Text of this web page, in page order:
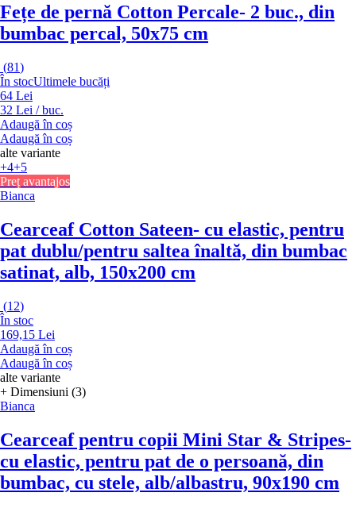
Fețe de pernă Cotton Percale- 2 buc., din
bumbac percal, 50x75 cm
(81)
În stocUltimele bucăți
64 Lei
32 Lei / buc.
Adaugă în coș
Adaugă în coș
alte variante
+4+5
Preț avantajos
Bianca
Cearceaf Cotton Sateen- cu elastic, pentru
pat dublu/pentru saltea înaltă, din bumbac
satinat, alb, 150x200 cm
(12)
În stoc
169,15 Lei
Adaugă în coș
Adaugă în coș
alte variante
+ Dimensiuni (3)
Bianca
Cearceaf pentru copii Mini Star & Stripes-
cu elastic, pentru pat de o persoană, din
bumbac, cu stele, alb/albastru, 90x190 cm